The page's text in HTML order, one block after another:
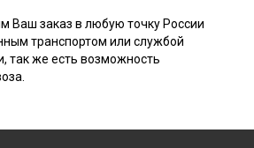
Ваш заказ в любую точку России
транспортом или службой
так же есть возможность